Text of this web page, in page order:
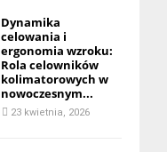
Dynamika
celowania i
ergonomia wzroku:
Rola celowników
kolimatorowych w
nowoczesnym...
23 kwietnia, 2026